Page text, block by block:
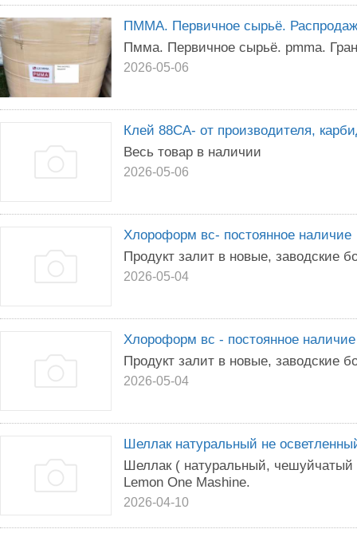
ПММА. Первичное сырьё.
Пмма. Первичное сырьё. pmma.
2026-05-06
Клей 88СА- от производителя,
Весь товар в наличии
2026-05-06
Хлороформ вс- постоянное наличие
Продукт залит в новые, заводские
2026-05-04
Хлороформ вс - постоянное наличие
Продукт залит в новые, заводские
2026-05-04
Шеллак натуральный не
Шеллак ( натуральный,
Lemon One Mashine.
2026-04-10